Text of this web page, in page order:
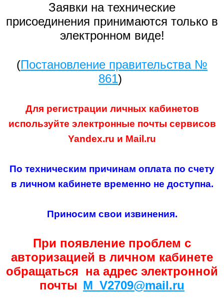
паспорта процессов
характеристика сети предприятия
Заявки на технические
присоединения принимаются только в
электронном виде!
(Постановление правительства №
861)
Для регистрации личных кабинетов
используйте электронные почты сервисов
Yandex.ru и Mail.ru
По техническим причинам оплата по счету
в личном кабинете временно не доступна.
Приносим свои извинения.
При появление проблем с
авторизацией в личном кабинете
обращаться на адрес электронной
почты M_V2709@mail.ru